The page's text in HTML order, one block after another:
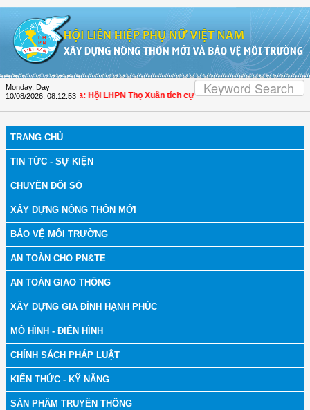
Monday, Day
10/08/2026 08:12:54
| Thanh Hóa: Hội LHPN Thọ Xuân tích cực góp phần nâng cao tỷ lệ người
TRANG CHỦ
TIN TỨC - SỰ KIỆN
CHUYỂN ĐỔI SỐ
XÂY DỰNG NÔNG THÔN MỚI
BẢO VỆ MÔI TRƯỜNG
AN TOÀN CHO PN&TE
AN TOÀN GIAO THÔNG
XÂY DỰNG GIA ĐÌNH HẠNH PHÚC
MÔ HÌNH - ĐIỂN HÌNH
CHÍNH SÁCH PHÁP LUẬT
KIẾN THỨC - KỸ NĂNG
SẢN PHẨM TRUYỀN THÔNG